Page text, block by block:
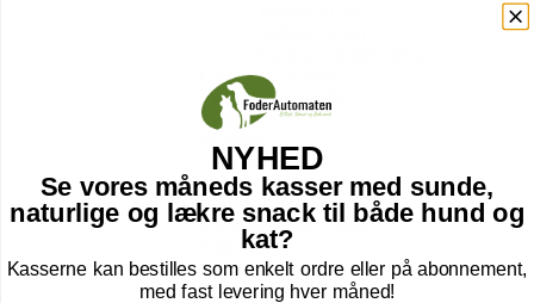
Godbidder til katte
Vand- og Madskåle
Legetøj til kat
Transport Tasker
Hule, kurv & kradsetræer
Halsbånd, sele, line & tegn
Kattebakker & tilbehør
Højtider kat
Gnavere
Foder til Gnavere
NYHED
Se vores måneds kasser med sunde,
naturlige og lækre snack til både hund og
kat?
Kasserne kan bestilles som enkelt ordre eller på abonnement,
med fast levering hver måned!